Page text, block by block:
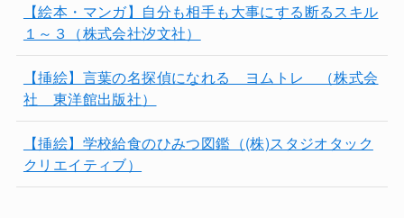
【絵本・マンガ】自分も相手も大事にする断るスキル
１～３（株式会社汐文社）
【挿絵】言葉の名探偵になれる ヨムトレ （株式会
社 東洋館出版社）
【挿絵】学校給食のひみつ図鑑（(株)スタジオタック
クリエイティブ）